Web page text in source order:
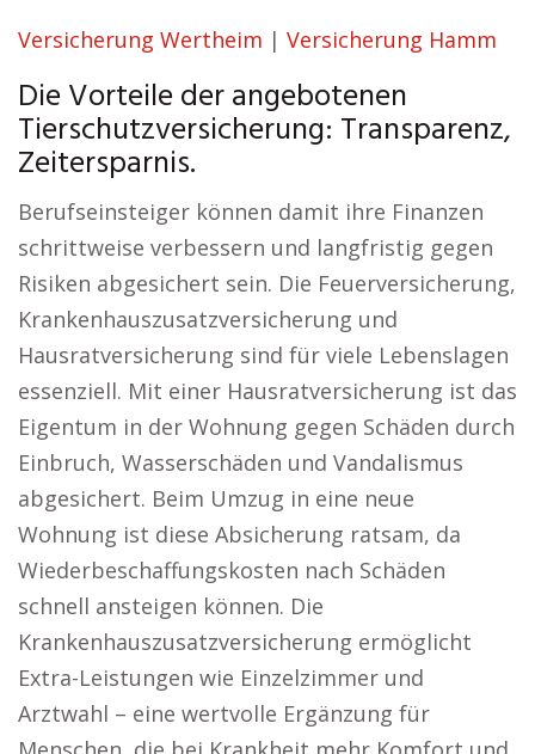
Versicherung Wertheim | Versicherung Hamm
Die Vorteile der angebotenen
Tierschutzversicherung: Transparenz,
Zeitersparnis.
Berufseinsteiger können damit ihre Finanzen
schrittweise verbessern und langfristig gegen
Risiken abgesichert sein. Die Feuerversicherung,
Krankenhauszusatzversicherung und
Hausratversicherung sind für viele Lebenslagen
essenziell. Mit einer Hausratversicherung ist das
Eigentum in der Wohnung gegen Schäden durch
Einbruch, Wasserschäden und Vandalismus
abgesichert. Beim Umzug in eine neue
Wohnung ist diese Absicherung ratsam, da
Wiederbeschaffungskosten nach Schäden
schnell ansteigen können. Die
Krankenhauszusatzversicherung ermöglicht
Extra-Leistungen wie Einzelzimmer und
Arztwahl – eine wertvolle Ergänzung für